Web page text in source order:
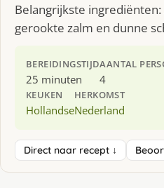
Belangrijkste
gerookte zalm en dunne
BEREIDINGSTIJD
25 minuten
AANTAL
4
KEUKEN
Hollandse
HERKOMST
Nederland
Direct naar recept ↓